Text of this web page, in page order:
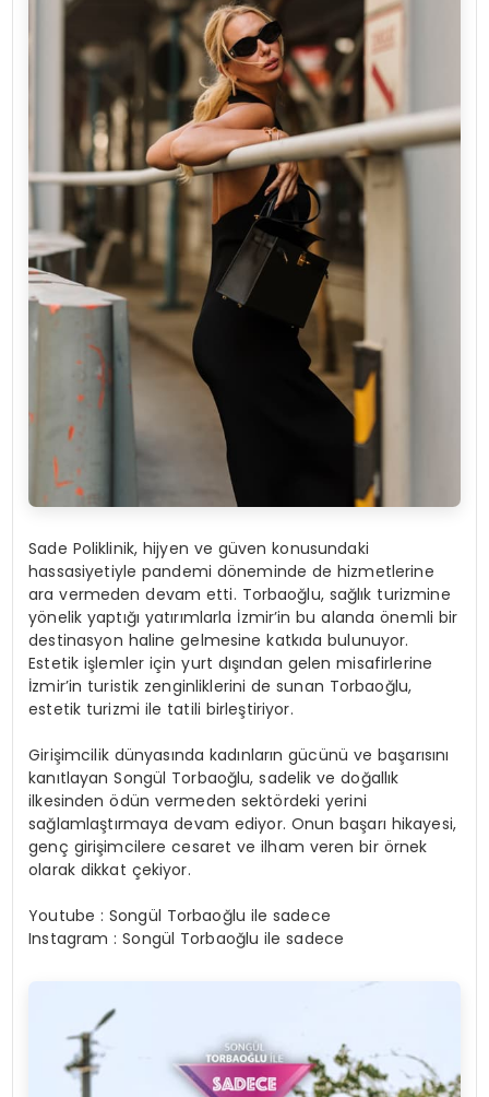
Sade Poliklinik, hijyen ve güven konusundaki
hassasiyetiyle pandemi döneminde de hizmetlerine
ara vermeden devam etti. Torbaoğlu, sağlık turizmine
yönelik yaptığı yatırımlarla İzmir’in bu alanda önemli bir
destinasyon haline gelmesine katkıda bulunuyor.
Estetik işlemler için yurt dışından gelen misafirlerine
İzmir’in turistik zenginliklerini de sunan Torbaoğlu,
estetik turizmi ile tatili birleştiriyor.
Girişimcilik dünyasında kadınların gücünü ve başarısını
kanıtlayan Songül Torbaoğlu, sadelik ve doğallık
ilkesinden ödün vermeden sektördeki yerini
sağlamlaştırmaya devam ediyor. Onun başarı hikayesi,
genç girişimcilere cesaret ve ilham veren bir örnek
olarak dikkat çekiyor.
Youtube : Songül Torbaoğlu ile sadece
Instagram : Songül Torbaoğlu ile sadece